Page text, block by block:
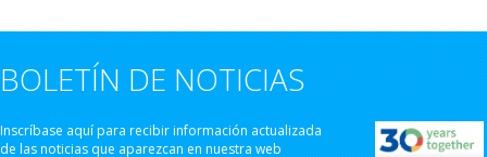
BOLETÍN DE NOTICIAS
Inscríbase aquí para recibir información actualizada
de las noticias que aparezcan en nuestra web